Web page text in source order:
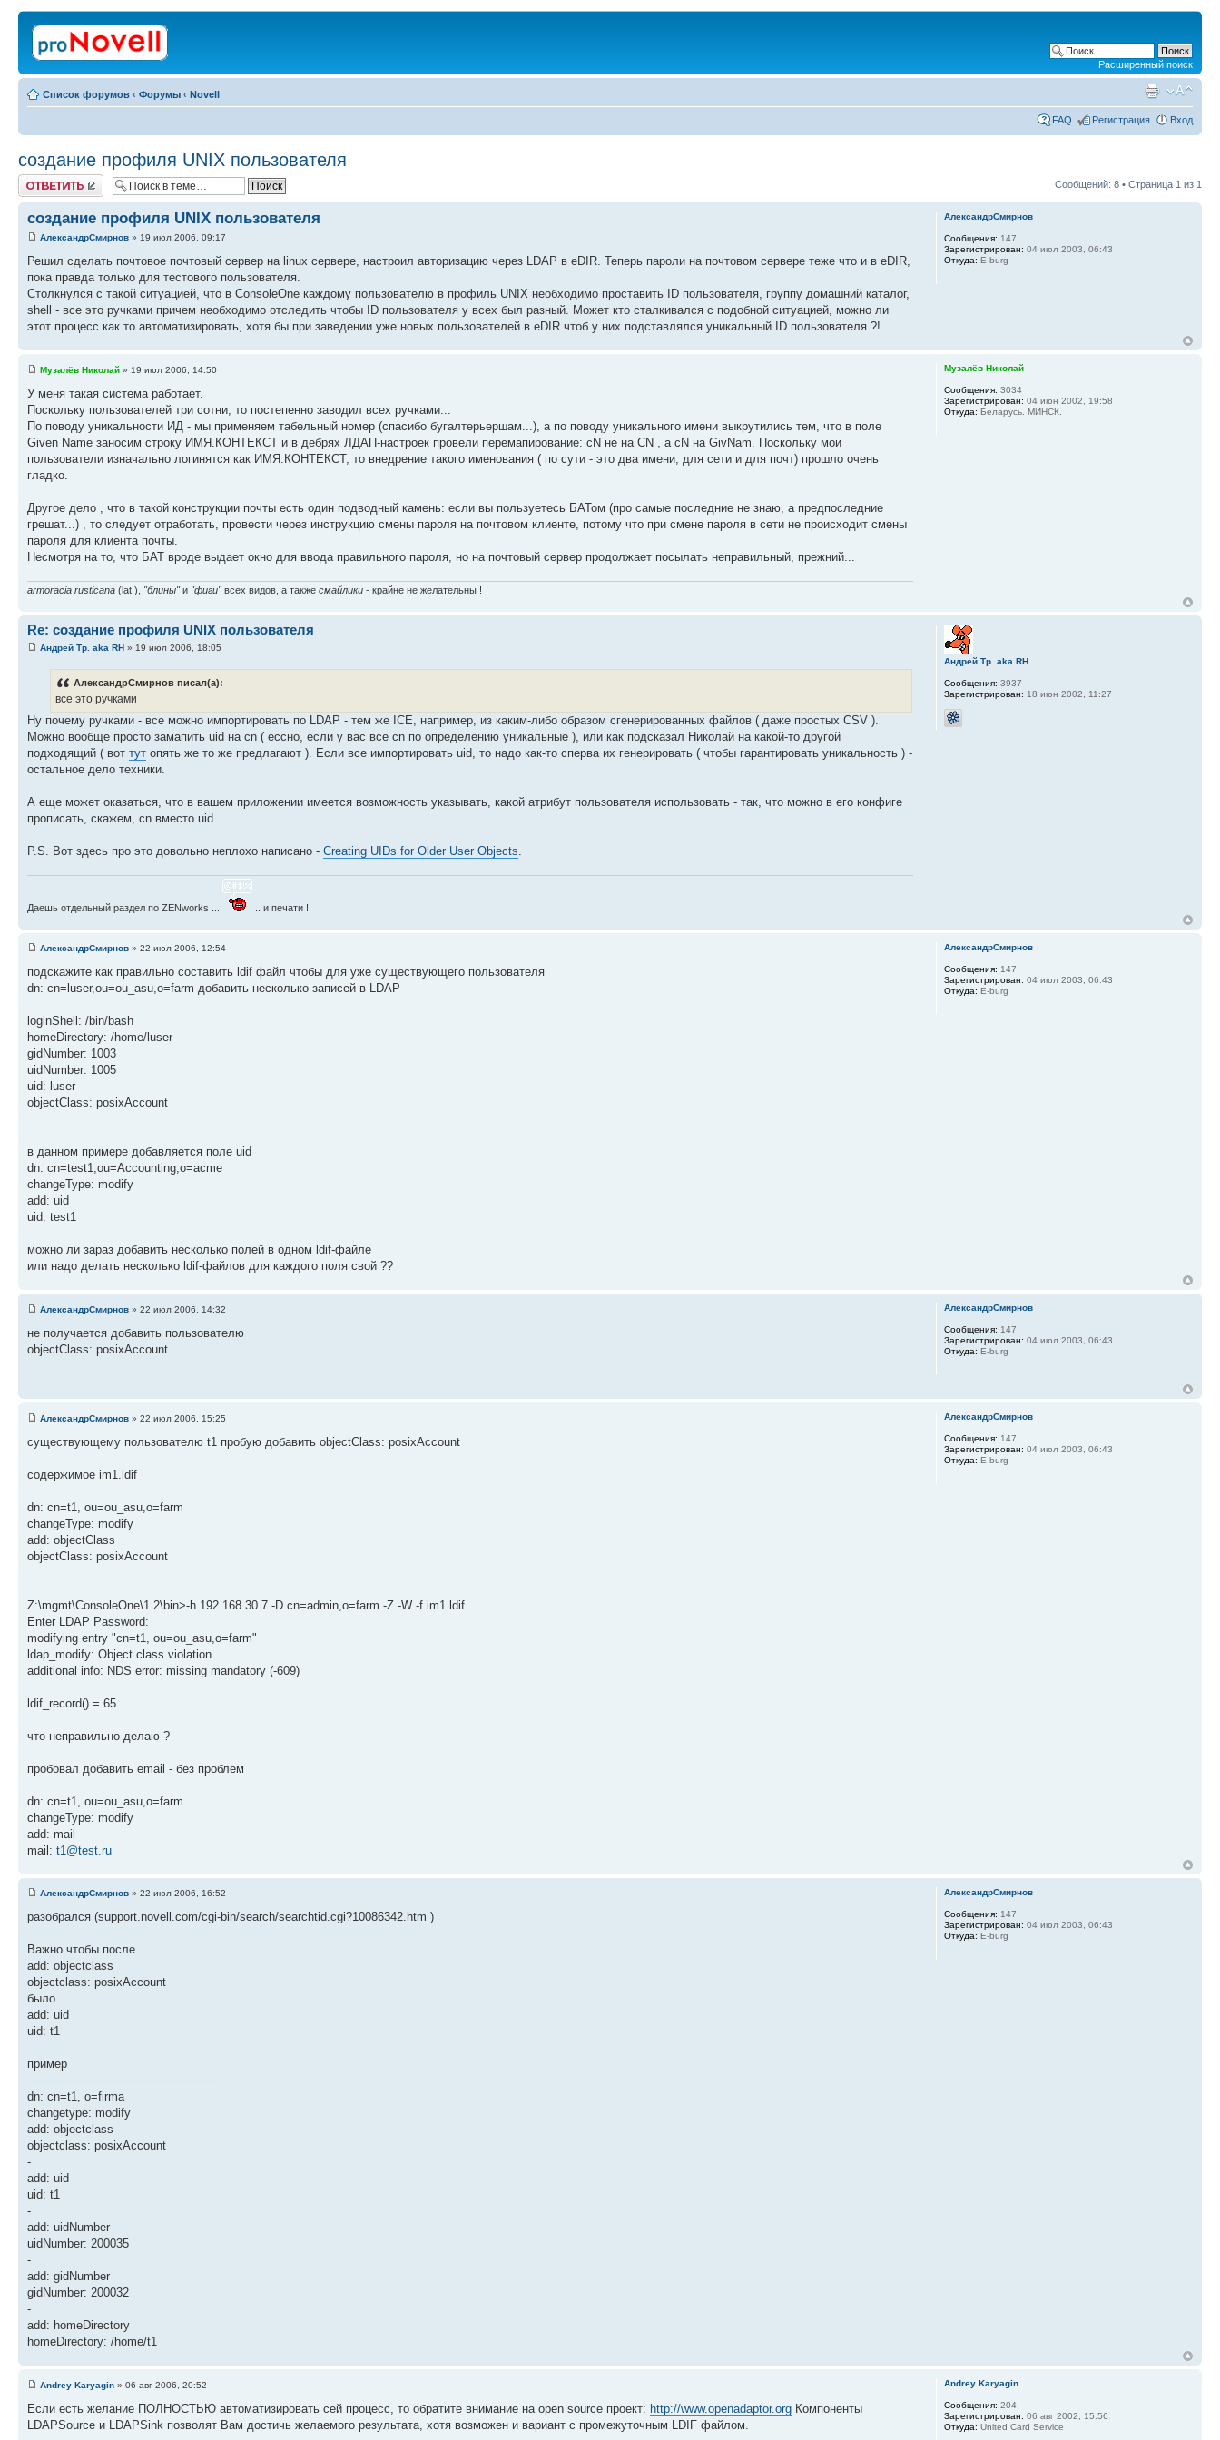
Расширенный поиск
Список форумов ‹ Форумы ‹ Novell
FAQ Регистрация Вход
создание профиля UNIX пользователя
Ответить Сообщений: 8 • Страница 1 из 1
создание профиля UNIX пользователя
АлександрСмирнов » 19 июл 2006, 09:17
Решил сделать почтовое почтовый сервер на linux сервере, настроил авторизацию через LDAP в eDIR. Теперь пароли на почтовом сервере теже что и в eDIR,
пока правда только для тестового пользователя.
Столкнулся с такой ситуацией, что в ConsoleOne каждому пользователю в профиль UNIX необходимо проставить ID пользователя, группу домашний каталог,
shell - все это ручками причем необходимо отследить чтобы ID пользователя у всех был разный. Может кто сталкивался с подобной ситуацией, можно ли
этот процесс как то автоматизировать, хотя бы при заведении уже новых пользователей в eDIR чтоб у них подставлялся уникальный ID пользователя ?!
АлександрСмирнов
Сообщения: 147
Зарегистрирован: 04 июл 2003, 06:43
Откуда: E-burg
Музалёв Николай » 19 июл 2006, 14:50
У меня такая система работает.
Поскольку пользователей три сотни, то постепенно заводил всех ручками...
По поводу уникальности ИД - мы применяем табельный номер (спасибо бугалтерьершам...), а по поводу уникального имени выкрутились тем, что в поле
Given Name заносим строку ИМЯ.КОНТЕКСТ и в дебрях ЛДАП-настроек провели перемапирование: cN не на CN , а cN на GivNam. Поскольку мои
пользователи изначально логинятся как ИМЯ.КОНТЕКСТ, то внедрение такого именования ( по сути - это два имени, для сети и для почт) прошло очень
гладко.
Другое дело , что в такой конструкции почты есть один подводный камень: если вы пользуетесь БАТом (про самые последние не знаю, а предпоследние
грешат...) , то следует отработать, провести через инструкцию смены пароля на почтовом клиенте, потому что при смене пароля в сети не происходит смены
пароля для клиента почты.
Несмотря на то, что БАТ вроде выдает окно для ввода правильного пароля, но на почтовый сервер продолжает посылать неправильный, прежний...
armoracia rusticana (lat.), "блины"и "фиги"всех видов, а также смайлики - крайне не желательны !
Музалёв Николай
Сообщения: 3034
Зарегистрирован: 04 июн 2002, 19:58
Откуда: Беларусь. МИНСК.
Re: создание профиля UNIX пользователя
Андрей Тр. aka RH » 19 июл 2006, 18:05
АлександрСмирнов писал(а):
все это ручками
Ну почему ручками - все можно импортировать по LDAP - тем же ICE, например, из каким-либо образом сгенерированных файлов ( даже простых CSV ).
Можно вообще просто замапить uid на cn ( ессно, если у вас все cn по определению уникальные ), или как подсказал Николай на какой-то другой
подходящий ( вот тут опять же то же предлагают ). Если все импортировать uid, то надо как-то сперва их генерировать ( чтобы гарантировать уникальность ) -
остальное дело техники.
А еще может оказаться, что в вашем приложении имеется возможность указывать, какой атрибут пользователя использовать - так, что можно в его конфиге
прописать, скажем, cn вместо uid.
P.S. Вот здесь про это довольно неплохо написано - Creating UIDs for Older User Objects
Даешь отдельный раздел по ZENworks ... .. и печати !
Андрей Тр. aka RH
Сообщения: 3937
Зарегистрирован: 18 июн 2002, 11:27
АлександрСмирнов » 22 июл 2006, 12:54
подскажите как правильно составить ldif файл чтобы для уже существующего пользователя
dn: cn=luser,ou=ou_asu,o=farm добавить несколько записей в LDAP
loginShell: /bin/bash
homeDirectory: /home/luser
gidNumber: 1003
uidNumber: 1005
uid: luser
objectClass: posixAccount
в данном примере добавляется поле uid
dn: cn=test1,ou=Accounting,o=acme
changeType: modify
add: uid
uid: test1
можно ли зараз добавить несколько полей в одном ldif-файле
или надо делать несколько ldif-файлов для каждого поля свой ??
АлександрСмирнов
Сообщения: 147
Зарегистрирован: 04 июл 2003, 06:43
Откуда: E-burg
АлександрСмирнов » 22 июл 2006, 14:32
не получается добавить пользователю
objectClass: posixAccount
АлександрСмирнов
Сообщения: 147
Зарегистрирован: 04 июл 2003, 06:43
Откуда: E-burg
АлександрСмирнов » 22 июл 2006, 15:25
существующему пользователю t1 пробую добавить objectClass: posixAccount
содержимое im1.ldif
dn: cn=t1, ou=ou_asu,o=farm
changeType: modify
add: objectClass
objectClass: posixAccount
Z:\mgmt\ConsoleOne\1.2\bin>-h 192.168.30.7 -D cn=admin,o=farm -Z -W -f im1.ldif
Enter LDAP Password:
modifying entry "cn=t1, ou=ou_asu,o=farm"
ldap_modify: Object class violation
additional info: NDS error: missing mandatory (-609)
ldif_record() = 65
что неправильно делаю ?
пробовал добавить email - без проблем
dn: cn=t1, ou=ou_asu,o=farm
changeType: modify
add: mail
mail: t1@test.ru
АлександрСмирнов
Сообщения: 147
Зарегистрирован: 04 июл 2003, 06:43
Откуда: E-burg
АлександрСмирнов » 22 июл 2006, 16:52
разобрался (support.novell.com/cgi-bin/search/searchtid.cgi?10086342.htm )
Важно чтобы после
add: objectclass
objectclass: posixAccount
было
add: uid
uid: t1
пример
----------------------------------------------------
dn: cn=t1, o=firma
changetype: modify
add: objectclass
objectclass: posixAccount
-
add: uid
uid: t1
-
add: uidNumber
uidNumber: 200035
-
add: gidNumber
gidNumber: 200032
-
add: homeDirectory
homeDirectory: /home/t1
АлександрСмирнов
Сообщения: 147
Зарегистрирован: 04 июл 2003, 06:43
Откуда: E-burg
Andrey Karyagin » 06 авг 2006, 20:52
Если есть желание ПОЛНОСТЬЮ автоматизировать сей процесс, то обратите внимание на open source проект: http://www.openadaptor.org Компоненты
LDAPSource и LDAPSink позволят Вам достичь желаемого результата, хотя возможен и вариант с промежуточным LDIF файлом.
Andrey Karyagin
Сообщения: 204
Зарегистрирован: 06 авг 2002, 15:56
Откуда: United Card Service